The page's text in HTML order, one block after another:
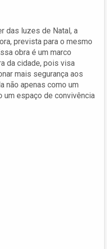
das luzes de Natal, a
prevista para o mesmo
obra é um marco
da cidade, pois visa
mais segurança aos
não apenas como um
um espaço de convivência